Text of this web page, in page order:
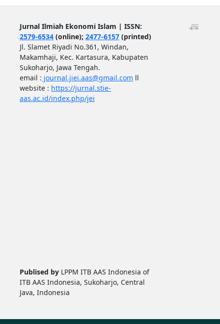
Jurnal Ilmiah Ekonomi Islam | ISSN:
2579-6534(online); 2477-6157(printed)
Jl. Slamet Riyadi No.361, Windan,
Makamhaji, Kec. Kartasura, Kabupaten
Sukoharjo, Jawa Tengah.
email : journal.jiei.aas@gmail.com ll
website : https://jurnal.stie-
aas.ac.id/index.php/jei
Publised by LPPM ITB AAS Indonesia of
ITB AAS Indonesia, Sukoharjo, Central
Java, Indonesia